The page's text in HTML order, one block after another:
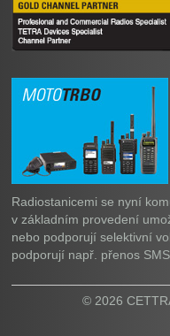
Radiostanicemi se nyní
v základním provedení
nebo podporují selektivní
podporují např. přenos
© 2026